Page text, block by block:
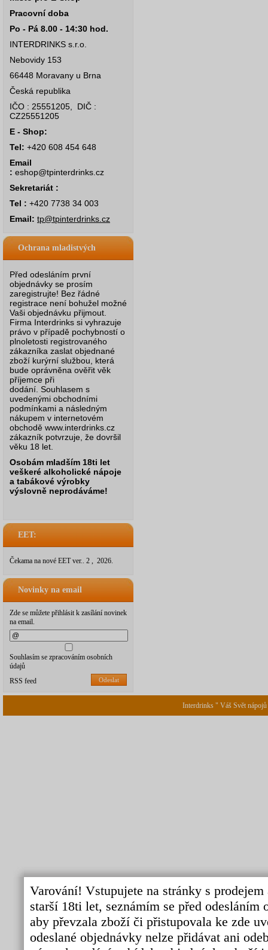
Pracovní doba
Po - Pá 8.00 - 14:30 hod.
INTERDRINKS s.r.o.
Nebovidy 153
66448 Moravany u Brna
Česká republika
IČO : 25551205, DIČ :
CZ25551205
E - Shop:
Tel: +420 608 454 648
Email
: eshop@tpinterdrinks.cz
Sekretariát :
Tel : +420 7738 34 003
Email: tp@tpinterdrinks.cz
Ochrana mladistvých
Před odesláním první
objednávky se prosím
zaregistrujte! Bez řádné
registrace není bohužel možné
Vaši objednávku přijmout.
Firma Interdrinks si vyhrazuje
právo v případě pochybností o
plnoletosti registrovaného
zákazníka zaslat objednané
zboží kurýrní službou, která
bude oprávněna ověřit věk
příjemce při
dodání. Souhlasem s
uvedenými obchodními
podmínkami a následným
nákupem v internetovém
obchodě www.interdrinks.cz
zákazník potvrzuje, že dovršil
věku 18 let.
Osobám mladším 18ti let
veškeré alkoholické nápoje
a tabákové výrobky
výslovně neprodáváme!
EET:
Čekama na nové EET ver.. 2 , 2026.
Novinky na email
Zde se můžete přihlásit k zasílání novinek
na email.
Souhlasím se zpracováním osobních
údajů
Odeslat
RSS feed
Interdrinks " Váš Svět
Varování! Vstupujete na stránky s
starší 18ti let, seznámím se před
aby převzala zboží či přistupovala ke zde
odeslané objednávky nelze přidávat ani